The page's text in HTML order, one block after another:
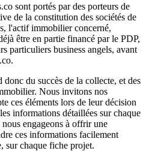
sont portés par des porteurs de
de la constitution des sociétés de
l'actif immobilier concerné,
être en partie financé par le PDP,
particuliers business angels, avant
du succès de la collecte, et des
Nous invitons nos
ces éléments lors de leur décision
informations détaillées sur chaque
engageons à offrir une
ces informations facilement
sur chaque fiche projet.